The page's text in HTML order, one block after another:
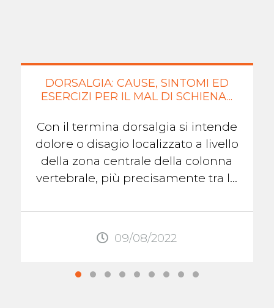
DORSALGIA: CAUSE, SINTOMI ED
ESERCIZI PER IL MAL DI SCHIENA...
Con il termina dorsalgia si intende
dolore o disagio localizzato a livello
della zona centrale della colonna
vertebrale, più precisamente tra le
quello ...
09/08/2022